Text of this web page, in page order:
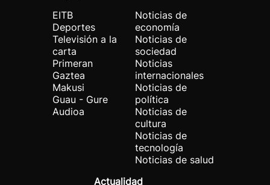
EITB
Deportes
Televisión a la
carta
Primeran
Gaztea
Makusi
Guau - Gure
Audioa
Noticias de
economía
Noticias de
sociedad
Noticias
internacionales
Noticias de
política
Noticias de
cultura
Noticias de
tecnología
Noticias de salud
Actualidad